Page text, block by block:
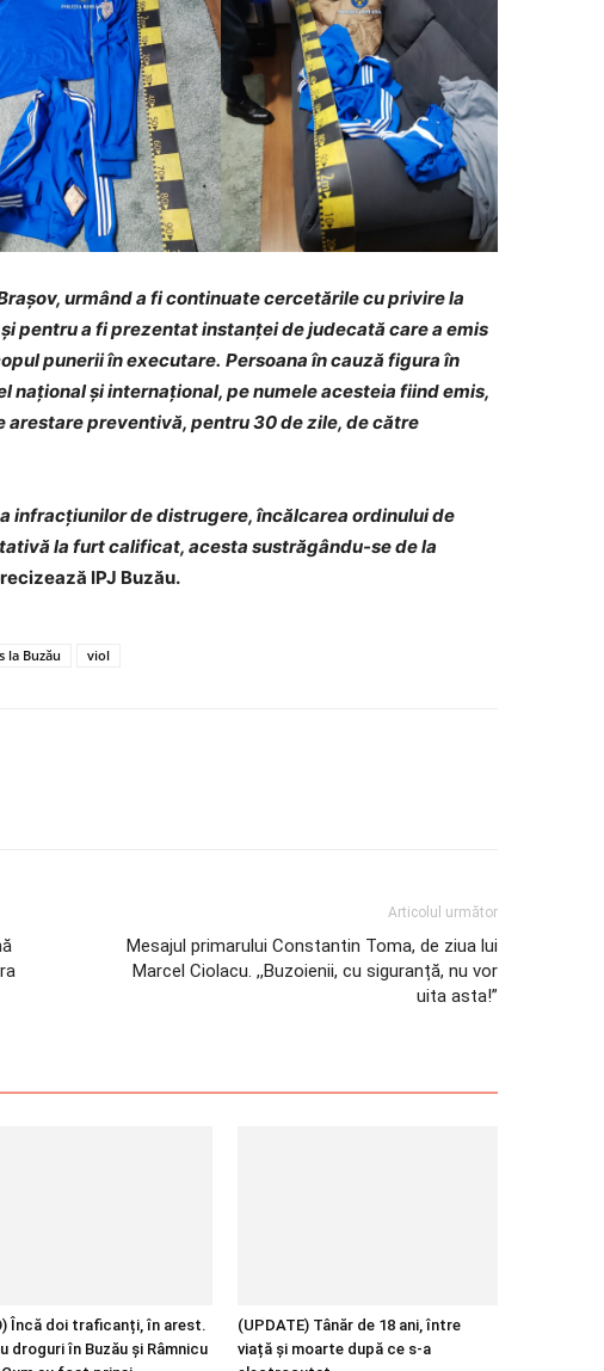
urmând a fi continuate cercetările cu privire la
pentru a fi prezentat instanței de judecată care a emis
punerii în executare. Persoana în cauză figura în
național și internațional, pe numele acesteia fiind emis,
arestare preventivă, pentru 30 de zile, de către
infracțiunilor de distrugere, încălcarea ordinului de
la furt calificat, acesta sustrăgându-se de la
IPJ Buzău.
Buzău viol
Articolul următor
Mesajul primarului Constantin Toma, de ziua lui
Marcel Ciolacu. ,,Buzoienii, cu siguranță, nu vor
uita asta!”
Încă doi traficanți, în arest.
droguri în Buzău și Râmnicu
(UPDATE) Tânăr de 18 ani, între
viață și moarte după ce s-a